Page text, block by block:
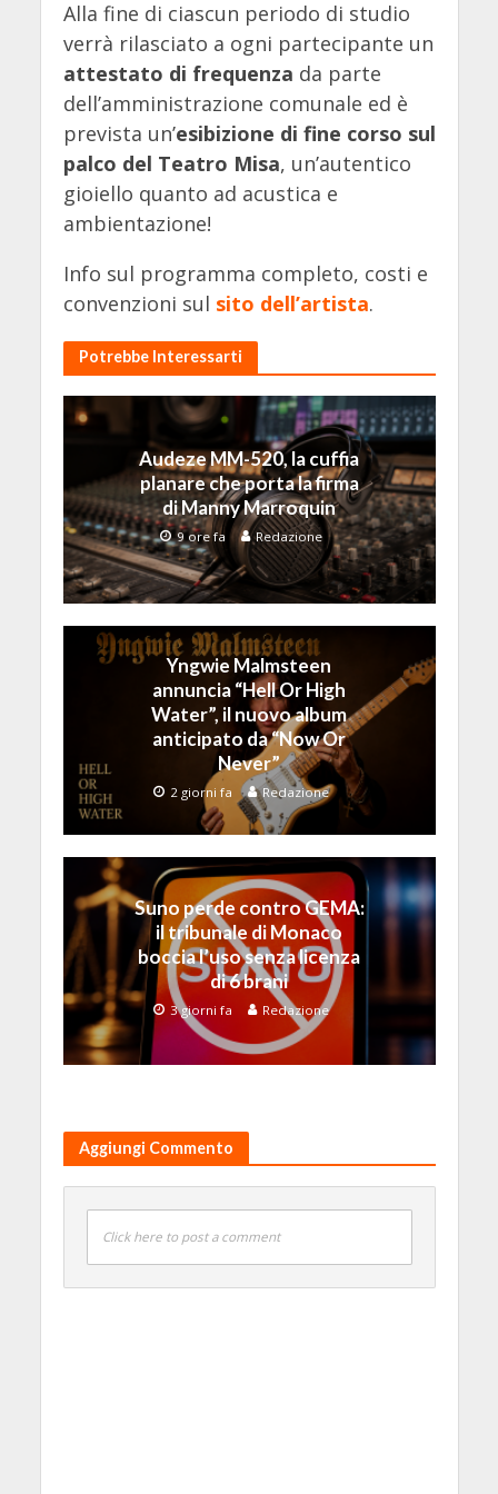
Alla fine di ciascun periodo di studio
verrà rilasciato a ogni partecipante un
attestato di frequenza da parte
dell’amministrazione comunale ed è
prevista un’esibizione di fine corso sul
palco del Teatro Misa, un’autentico
gioiello quanto ad acustica e
ambientazione!
Info sul programma completo, costi e
convenzioni sul sito dell’artista.
Potrebbe Interessarti
Audeze MM-520, la cuffia
planare che porta la firma
di Manny Marroquin
9 ore fa Redazione
Yngwie Malmsteen
annuncia “Hell Or High
Water”, il nuovo album
anticipato da “Now Or
Never”
2 giorni fa Redazione
Suno perde contro GEMA:
il tribunale di Monaco
boccia l’uso senza licenza
di 6 brani
3 giorni fa Redazione
Aggiungi Commento
Click here to post a comment